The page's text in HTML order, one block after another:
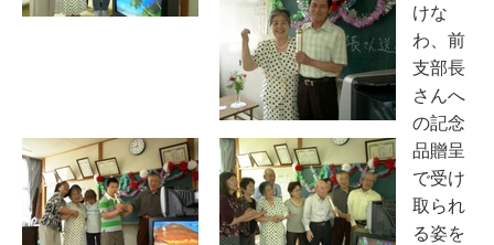
けな
わ、前
支部長
さんへ
の記念
品贈呈
で受け
取られ
る姿を